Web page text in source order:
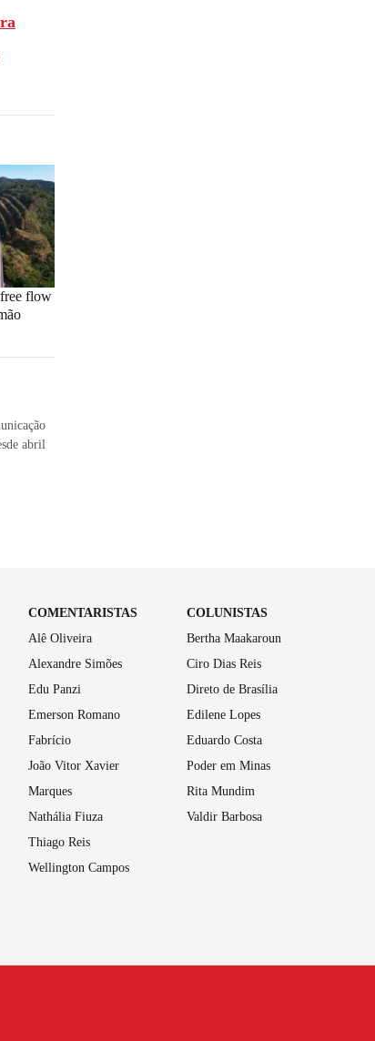
flow
abril
COMENTARISTAS
Alê Oliveira
Alexandre Simões
Edu Panzi
Emerson Romano
Fabrício
João Vitor Xavier
Marques
Nathália Fiuza
Thiago Reis
Wellington Campos
COLUNISTAS
Bertha Maakaroun
Ciro Dias Reis
Direto de Brasília
Edilene Lopes
Eduardo Costa
Poder em Minas
Rita Mundim
Valdir Barbosa